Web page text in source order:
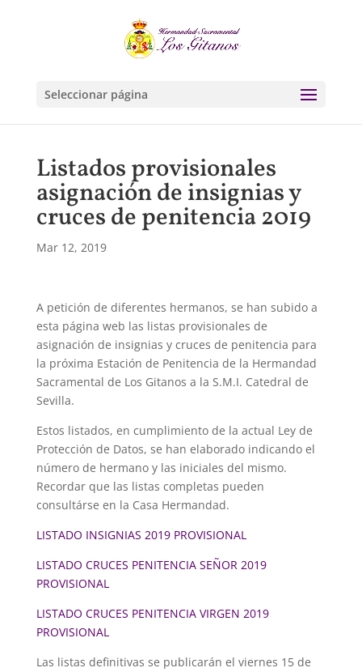
Seleccionar página
Listados provisionales
asignación de insignias y
cruces de penitencia 2019
Mar 12, 2019
A petición de diferentes hermanos, se han subido a
esta página web las listas provisionales de
asignación de insignias y cruces de penitencia para
la próxima Estación de Penitencia de la Hermandad
Sacramental de Los Gitanos a la S.M.I. Catedral de
Sevilla.
Estos listados, en cumplimiento de la actual Ley de
Protección de Datos, se han elaborado indicando el
número de hermano y las iniciales del mismo.
Recordar que las listas completas pueden
consultárse en la Casa Hermandad.
LISTADO INSIGNIAS 2019 PROVISIONAL
LISTADO CRUCES PENITENCIA SEÑOR 2019
PROVISIONAL
LISTADO CRUCES PENITENCIA VIRGEN 2019
PROVISIONAL
Las listas definitivas se publicarán el viernes 15 de